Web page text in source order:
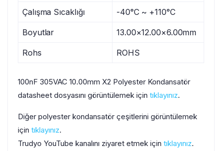
Çalışma Sıcaklığı -40°C ~ +110°C
Boyutlar 13.00×12.00×6.00mm
Rohs ROHS
100nF 305VAC 10.00mm X2 Polyester Kondansatör
datasheet dosyasını görüntülemek için tıklayınız.
Diğer polyester kondansatör çeşitlerini görüntülemek
için tıklayınız.
Trudyo YouTube kanalını ziyaret etmek için tıklayınız.